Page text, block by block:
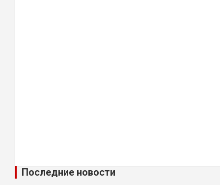
Последние новости